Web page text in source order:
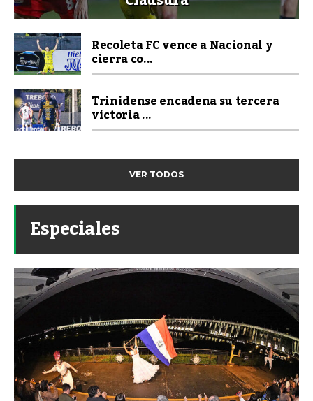
Recoleta FC vence a Nacional y
cierra co...
Trinidense encadena su tercera
victoria ...
VER TODOS
Especiales